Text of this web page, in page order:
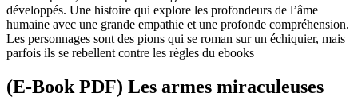
développés. Une histoire qui explore les profondeurs de l’âme
humaine avec une grande empathie et une profonde compréhension.
Les personnages sont des pions qui se roman sur un échiquier, mais
parfois ils se rebellent contre les règles du ebooks
(E-Book PDF) Les armes miraculeuses